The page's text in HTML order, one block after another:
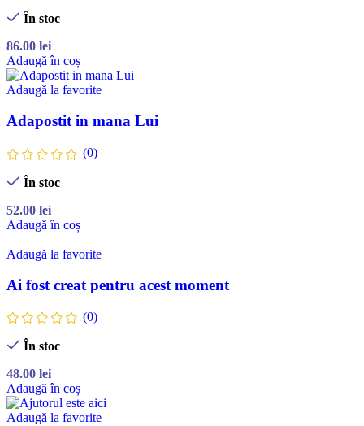
În stoc
86.00 lei
Adaugă în coș
Adaugă la favorite
Adapostit in mana Lui
(0)
În stoc
52.00 lei
Adaugă în coș
Adaugă la favorite
Ai fost creat pentru acest moment
(0)
În stoc
48.00 lei
Adaugă în coș
Adaugă la favorite